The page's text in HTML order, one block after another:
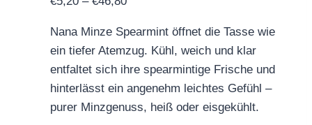
bis
€46,80
Nana Minze Spearmint öffnet die Tasse wie
ein tiefer Atemzug. Kühl, weich und klar
entfaltet sich ihre spearmintige Frische und
hinterlässt ein angenehm leichtes Gefühl –
purer Minzgenuss, heiß oder eisgekühlt.